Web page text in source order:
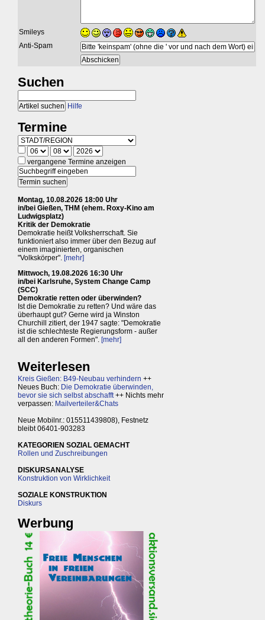
Smileys
Anti-Spam
Suchen
Hilfe
Termine
vergangene Termine anzeigen
Montag, 10.08.2026 18:00 Uhr
in/bei Gießen, THM (ehem. Roxy-Kino am
Ludwigsplatz)
Kritik der Demokratie
Demokratie heißt Volksherrschaft. Sie
funktioniert also immer über den Bezug auf
einem imaginierten, organischen
"Volkskörper". [mehr]
Mittwoch, 19.08.2026 16:30 Uhr
in/bei Karlsruhe, System Change Camp
(SCC)
Demokratie retten oder überwinden?
Ist die Demokratie zu retten? Und wäre das
überhaupt gut? Gerne wird ja Winston
Churchill zitiert, der 1947 sagte: "Demokratie
ist die schlechteste Regierungsform - außer
all den anderen Formen". [mehr]
Weiterlesen
Kreis Gießen: B49-Neubau verhindern ++
Neues Buch: Die Demokratie überwinden,
bevor sie sich selbst abschafft++ Nichts mehr
verpassen: Mailverteiler&Chats
Neue Mobilnr.: 015511439808), Festnetz
bleibt 06401-903283
KATEGORIEN SOZIAL GEMACHT
Rollen und Zuschreibungen
DISKURSANALYSE
Konstruktion von Wirklichkeit
SOZIALE KONSTRUKTION
Diskurs
Werbung